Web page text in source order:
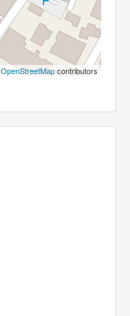
OpenStreetMapcontributors